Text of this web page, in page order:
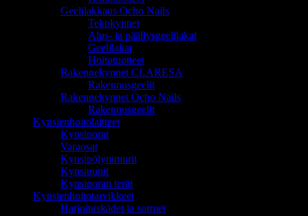
Geelilakkaus Ocho Nails
Tekokynnet
Alus- ja päällysgeelilakat
Geelilakat
Hoitotuotteet
Rakennekynnet CLARESA
Rakennusgeelit
Rakennekynnet Ocho Nails
Rakennusgeelit
Kynsienhoitolaitteet
Kynsiporat
Varaosat
Kynsipölynimurit
Kynsiuunit
Kynsiporan terät
Kynsienhoitotarvikkeet
Harjoituskädet ja sormet